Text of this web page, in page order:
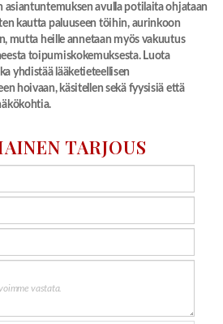
asiantuntemuksen avulla potilaita ohjataan
kautta paluuseen töihin, aurinkoon
mutta heille annetaan myös vakuutus
toipumiskokemuksesta. Luota
yhdistää lääketieteellisen
hoivaan, käsitellen sekä fyysisiä että
TARJOUS
vastata.